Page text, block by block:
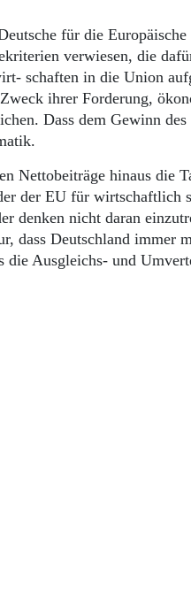
Schlesien
und Westpreußen
Bücher
für die
verwiesen, die
­schaften in die Union
ihrer Forderung,
Dass dem Gewinn des
Nettobeiträge hinaus die
der EU für wirtschaftlich
denken nicht daran
dass Deutschland immer
die Ausgleichs- und